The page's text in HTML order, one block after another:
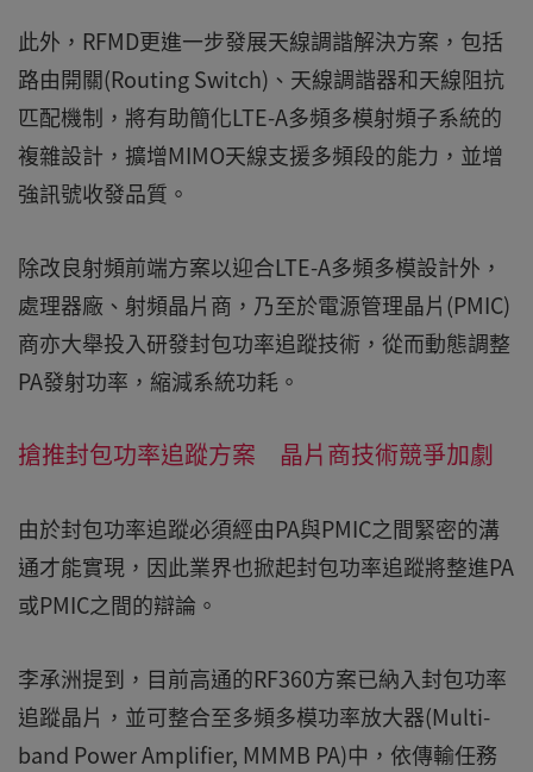
此外，RFMD更進一步發展天線調諧解決方案，包括
路由開關(Routing Switch)、天線調諧器和天線阻抗
匹配機制，將有助簡化LTE-A多頻多模射頻子系統的
複雜設計，擴增MIMO天線支援多頻段的能力，並增
強訊號收發品質。
除改良射頻前端方案以迎合LTE-A多頻多模設計外，
處理器廠、射頻晶片商，乃至於電源管理晶片(PMIC)
商亦大舉投入研發封包功率追蹤技術，從而動態調整
PA發射功率，縮減系統功耗。
搶推封包功率追蹤方案 晶片商技術競爭加劇
由於封包功率追蹤必須經由PA與PMIC之間緊密的溝
通才能實現，因此業界也掀起封包功率追蹤將整進PA
或PMIC之間的辯論。
李承洲提到，目前高通的RF360方案已納入封包功率
追蹤晶片，並可整合至多頻多模功率放大器(Multi-
band Power Amplifier, MMMB PA)中，依傳輸任務